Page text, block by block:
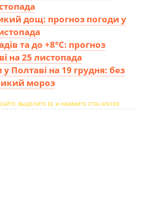
дощ: прогноз погоди у
та до +8°С: прогноз
на 25 листопада
Полтаві на 19 грудня: без
мороз
ВЫДЕЛИТЕ ЕЕ И НАЖМИТЕ CTRL+ENTER